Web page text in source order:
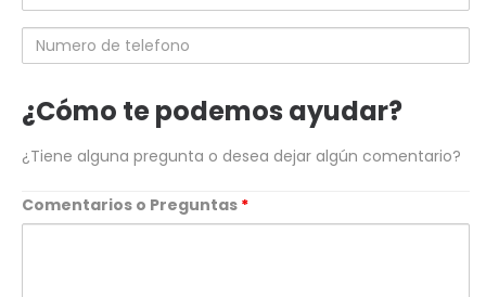
email
Numero
de
¿Cómo te podemos ayudar?
¿Tiene alguna pregunta o desea dejar algún comentario?
Comentarios o Preguntas *